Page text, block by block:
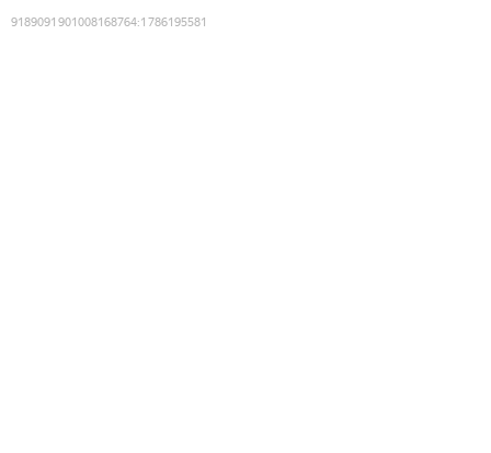
9189091901008168764:1786195581